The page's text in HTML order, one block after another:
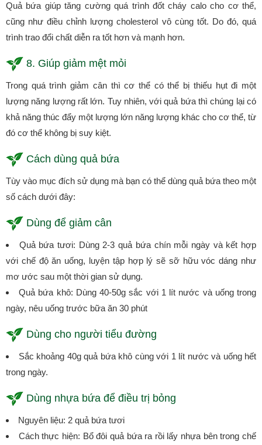
Quả bứa giúp tăng cường quá trình đốt cháy calo cho cơ thể,
cũng như điều chỉnh lượng cholesterol vô cùng tốt. Do đó, quá
trình trao đổi chất diễn ra tốt hơn và mạnh hơn.
8. Giúp giảm mệt mỏi
Trong quá trình giảm cân thì cơ thể có thể bị thiếu hụt đi một
lượng năng lượng rất lớn. Tuy nhiên, với quả bứa thì chúng lại có
khả năng thúc đẩy một lượng lớn năng lượng khác cho cơ thể, từ
đó cơ thể không bị suy kiệt.
Cách dùng quả bứa
Tùy vào mục đích sử dụng mà bạn có thể dùng quả bứa theo một
số cách dưới đây:
Dùng để giảm cân
Quả bứa tươi: Dùng 2-3 quả bứa chín mỗi ngày và kết hợp
với chế độ ăn uống, luyện tập hợp lý sẽ sỡ hữu vóc dáng như
mơ ước sau một thời gian sử dụng.
Quả bứa khô: Dùng 40-50g sắc với 1 lít nước và uống trong
ngày, nêu uống trước bữa ăn 30 phút
Dùng cho người tiểu đường
Sắc khoảng 40g quả bứa khô cùng với 1 lít nước và uống hết
trong ngày.
Dùng nhựa bứa để điều trị bỏng
Nguyên liệu: 2 quả bứa tươi
Cách thực hiện: Bổ đôi quả bứa ra rồi lấy nhựa bên trong chế